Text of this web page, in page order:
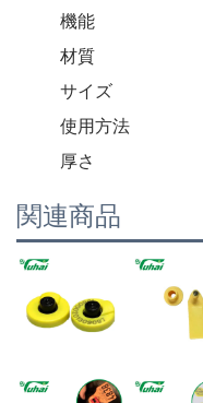
機能
材質
サイズ
使用方法
厚さ
関連商品